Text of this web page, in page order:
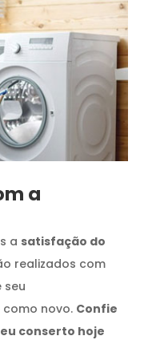
a
a satisfação do
realizados com
seu
como novo. Confie
conserto hoje